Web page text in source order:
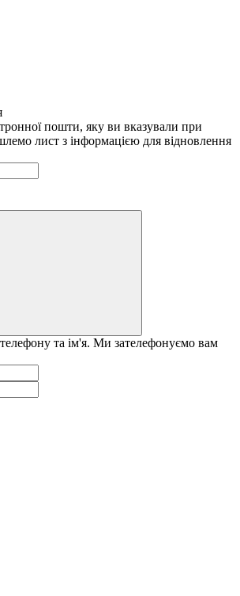
пошти, яку ви вказували при
лист з інформацією для відновлення
та ім'я. Ми зателефонуємо вам